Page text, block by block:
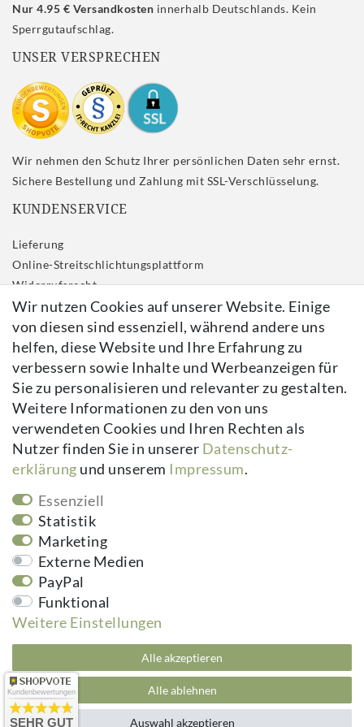
Nur 4.95 € Versandkosten innerhalb Deutschlands. Kein
Sperrgutaufschlag.
UNSER VERSPRECHEN
Wir nehmen den Schutz Ihrer persönlichen Daten sehr ernst.
Sichere Bestellung und Zahlung mit SSL-Verschlüsselung.
KUNDENSERVICE
Lieferung
Online-Streitschlichtungsplattform
Widerrufs­recht
Impressum
Daten­schutz­erklärung
AGB
Kontakt
Vertrag widerrufen
Newsletter
E-MAIL **
Newsletter
Hiermit bestätige ich, dass ich die
Meine Einwilligung kann ich jederzeit widerrufen.**
Wir nutzen Cookies auf unserer Website. Einige
von diesen sind essenziell, während andere uns
helfen, diese Website und Ihre Erfahrung zu
verbessern sowie Inhalte und Werbeanzeigen für
Sie zu personalisieren und relevanter zu gestalten.
Weitere Informationen zu den von uns
verwendeten Cookies und Ihren Rechten als
Nutzer finden Sie in unserer Daten­schutz­
erklärung und unserem Impressum.
Essenziell
Statistik
Marketing
Externe Medien
PayPal
Funktional
Weitere Einstellungen
Alle akzeptieren
Alle ablehnen
Auswahl akzeptieren
kuheiga.com - Ihr Online Shop für Gartenzubehör & Wohnaccessoires | Alle
Preise inkl. ges. MwSt. zzgl.Versandkosten
plentymarkets Template von
Plenty Lions
Kundenbewertungen
SEHR GUT